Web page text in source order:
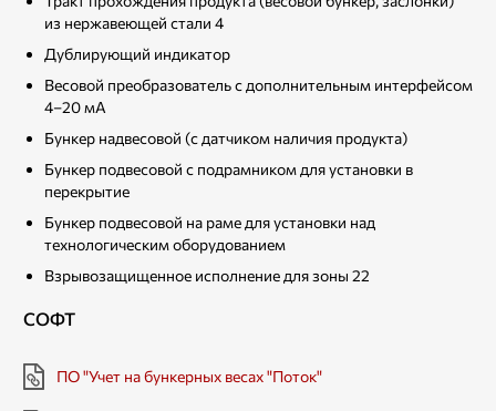
из нержавеющей стали 4
Дублирующий индикатор
Весовой преобразователь с дополнительным интерфейсом
4–20 мА
Бункер надвесовой (с датчиком наличия продукта)
Бункер подвесовой с подрамником для установки в
перекрытие
Бункер подвесовой на раме для установки над
технологическим оборудованием
Взрывозащищенное исполнение для зоны 22
СОФТ
ПО "Учет на бункерных весах "Поток"